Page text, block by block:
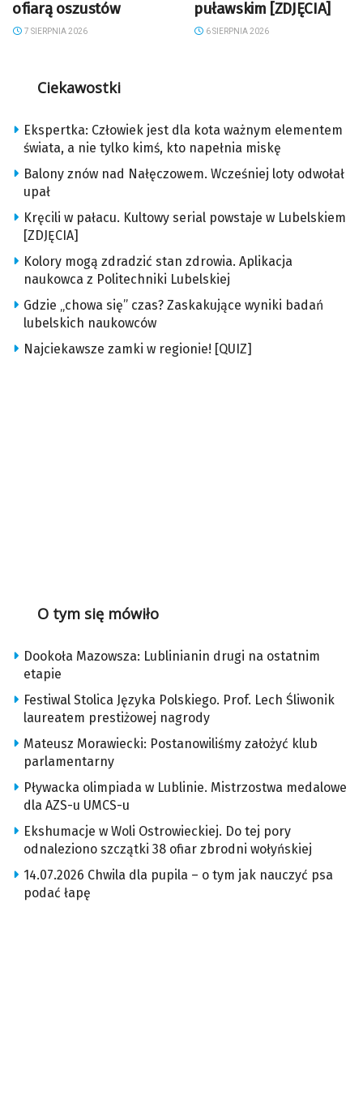
ofiarą oszustów
7 SIERPNIA 2026
puławskim [ZDJĘCIA]
6 SIERPNIA 2026
Ciekawostki
Ekspertka: Człowiek jest dla kota ważnym elementem
świata, a nie tylko kimś, kto napełnia miskę
Balony znów nad Nałęczowem. Wcześniej loty odwołał
upał
Kręcili w pałacu. Kultowy serial powstaje w Lubelskiem
[ZDJĘCIA]
Kolory mogą zdradzić stan zdrowia. Aplikacja
naukowca z Politechniki Lubelskiej
Gdzie „chowa się” czas? Zaskakujące wyniki badań
lubelskich naukowców
Najciekawsze zamki w regionie! [QUIZ]
O tym się mówiło
Dookoła Mazowsza: Lublinianin drugi na ostatnim
etapie
Festiwal Stolica Języka Polskiego. Prof. Lech Śliwonik
laureatem prestiżowej nagrody
Mateusz Morawiecki: Postanowiliśmy założyć klub
parlamentarny
Pływacka olimpiada w Lublinie. Mistrzostwa medalowe
dla AZS-u UMCS-u
Ekshumacje w Woli Ostrowieckiej. Do tej pory
odnaleziono szczątki 38 ofiar zbrodni wołyńskiej
14.07.2026 Chwila dla pupila – o tym jak nauczyć psa
podać łapę